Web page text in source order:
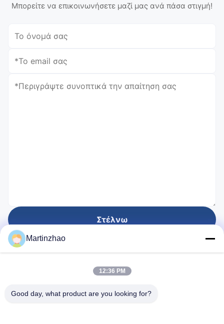
Μπορείτε να επικοινωνήσετε μαζί μας ανά πάσα στιγμή!
Στέλνω
Martinzhao
12:36 PM
Good day, what product are you looking for?